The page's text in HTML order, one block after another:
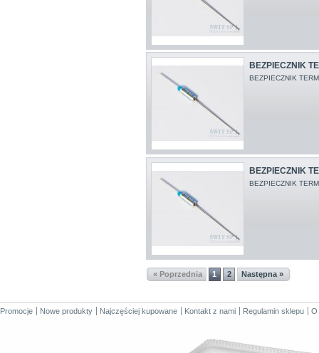
BEZPIECZNIK
BEZPIECZNIK
BEZPIECZNIK
BEZPIECZNIK
« Poprzednia 1 2 Następna »
Promocje Nowe produkty Najczęściej kupowane Kontakt z nami Regulamin sklepu O